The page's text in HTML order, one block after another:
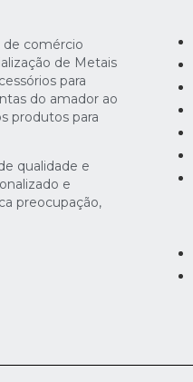
de comércio
de Metais
para
do amador ao
produtos para
qualidade e
e
preocupação,